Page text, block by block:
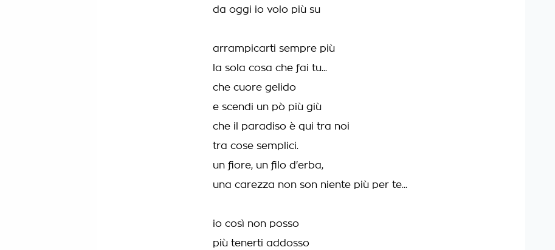
da oggi io volo più su
arrampicarti sempre più
la sola cosa che fai tu...
che cuore gelido
e scendi un pò più giù
che il paradiso è qui tra noi
tra cose semplici.
un fiore, un filo d'erba,
una carezza non son niente più per te...
io così non posso
più tenerti addosso